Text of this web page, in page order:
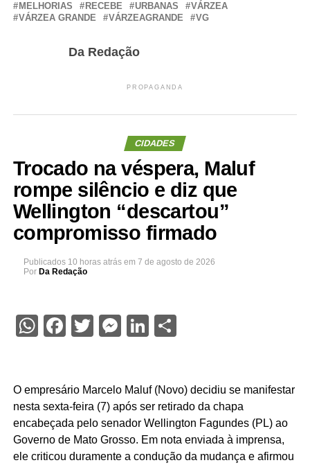
MELHORIAS
RECEBE URBANAS
VÁRZEA
VÁRZEA GRANDE
VÁRZEAGRANDE VG
Da Redação
PROPAGANDA
CIDADES
Trocado na véspera, Maluf
rompe silêncio e diz que
Wellington “descartou”
compromisso firmado
Publicados 10 horas atrás em 7 de agosto de 2026
Por Da Redação
WhatsApp
Facebook
Twitter
Messenger
LinkedIn
Share
O empresário Marcelo Maluf (Novo) decidiu se manifestar
nesta sexta-feira (7) após ser retirado da chapa
encabeçada pelo senador Wellington Fagundes (PL) ao
Governo de Mato Grosso. Em nota enviada à imprensa,
ele criticou duramente a condução da mudança e afirmou